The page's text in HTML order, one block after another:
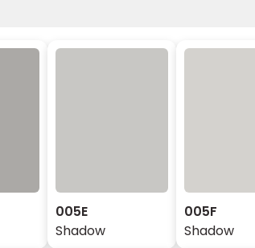
005E
Shadow
005F
Shadow